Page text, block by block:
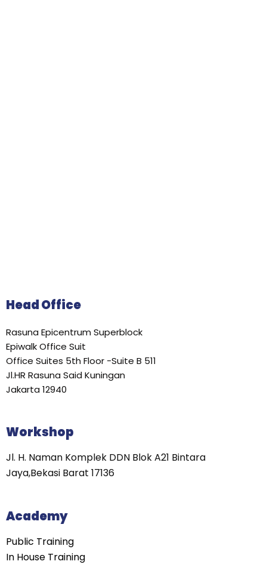
Head Office
Rasuna Epicentrum Superblock
Epiwalk Office Suit
Office Suites 5th Floor -Suite B 511
Jl.HR Rasuna Said Kuningan
Jakarta 12940
Workshop
Jl. H. Naman Komplek DDN Blok A21 Bintara
Jaya,Bekasi Barat 17136
Academy
Public Training
In House Training